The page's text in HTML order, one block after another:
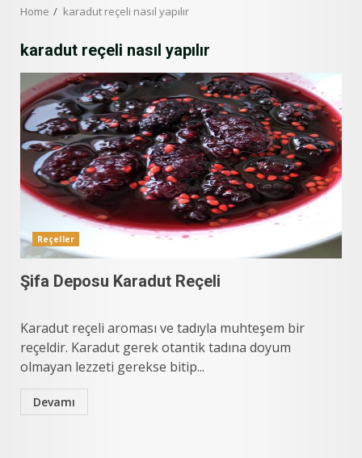
Home karadut reçeli nasıl yapılır
karadut reçeli nasıl yapılır
Reçeller
Şifa Deposu Karadut Reçeli
Karadut reçeli aroması ve tadıyla muhteşem bir
reçeldir. Karadut gerek otantik tadına doyum
olmayan lezzeti gerekse bitip...
Devamı